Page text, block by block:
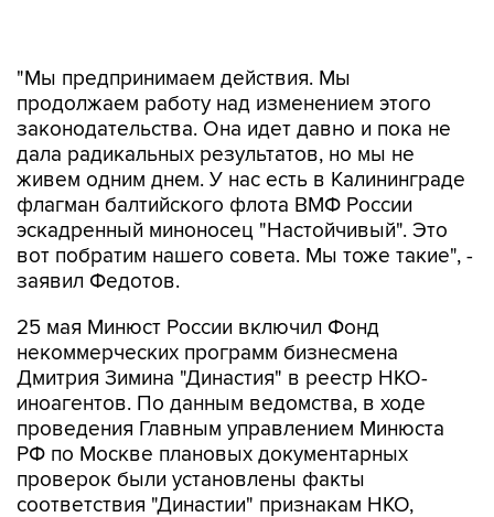
законодательства. Она идет давно и пока не
дала радикальных результатов, но мы не
живем одним днем. У нас есть в Калининграде
флагман балтийского флота ВМФ России
эскадренный миноносец "Настойчивый". Это
вот побратим нашего совета. Мы тоже такие", -
заявил Федотов.
25 мая Минюст России включил Фонд
Дмитрия Зимина "Династия" в реестр НКО-
иноагентов. По данным ведомства, в ходе
проведения Главным управлением Минюста
РФ по Москве плановых документарных
проверок были установлены факты
соответствия "Династии" признакам НКО,
выполняющей функции иностранного агента.